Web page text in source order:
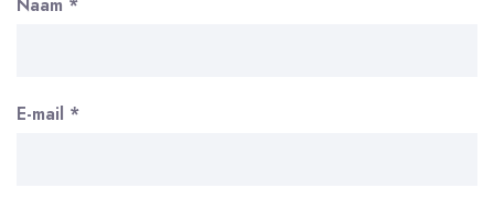
Naam *
E-mail *